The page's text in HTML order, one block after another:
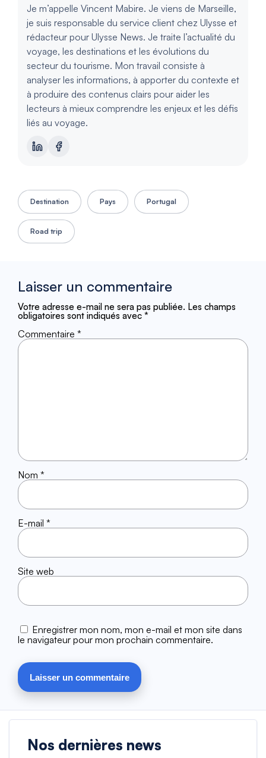
Je m’appelle Vincent Mabire. Je viens de Marseille,
je suis responsable du service client chez Ulysse et
rédacteur pour Ulysse News. Je traite l’actualité du
voyage, les destinations et les évolutions du
secteur du tourisme. Mon travail consiste à
analyser les informations, à apporter du contexte et
à produire des contenus clairs pour aider les
lecteurs à mieux comprendre les enjeux et les défis
liés au voyage.
Destination Pays Portugal
Road trip
Laisser un commentaire
Votre adresse e-mail ne sera pas publiée. Les champs
obligatoires sont indiqués avec *
Commentaire *
Nom *
E-mail *
Site web
Enregistrer mon nom, mon e-mail et mon site dans
le navigateur pour mon prochain commentaire.
Nos dernières news